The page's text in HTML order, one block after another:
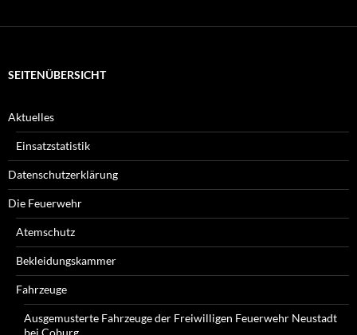
SEITENÜBERSICHT
Aktuelles
Einsatzstatistik
Datenschutzerklärung
Die Feuerwehr
Atemschutz
Bekleidungskammer
Fahrzeuge
Ausgemusterte Fahrzeuge der Freiwilligen Feuerwehr Neustadt